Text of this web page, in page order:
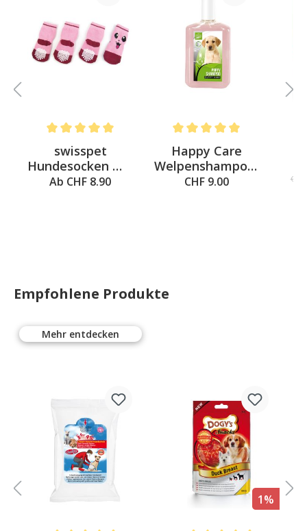
out of 5 starsAverage rating of 5 out of 5 stars
swisspet
Hundesocken mit
Anti-Slip, Smiley
Ab CHF 8.90
Happy Care
Welpenshampoo,
250ml
CHF 9.00 CHF
Empfohlene Produkte
Mehr entdecken
1%